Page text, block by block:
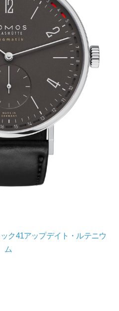
ク41アップデイト・ルテニウ
ム